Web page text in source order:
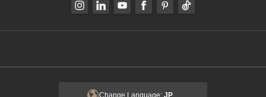
Change Language: JP